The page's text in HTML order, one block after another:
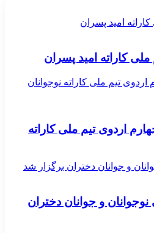
امید پسران
کاراته امید پسران
تیم ملی کاراته نوجوانان
اردوی تیم ملی کاراته
و جوانان دختران برگزار شد
نوجوانان و جوانان دختران